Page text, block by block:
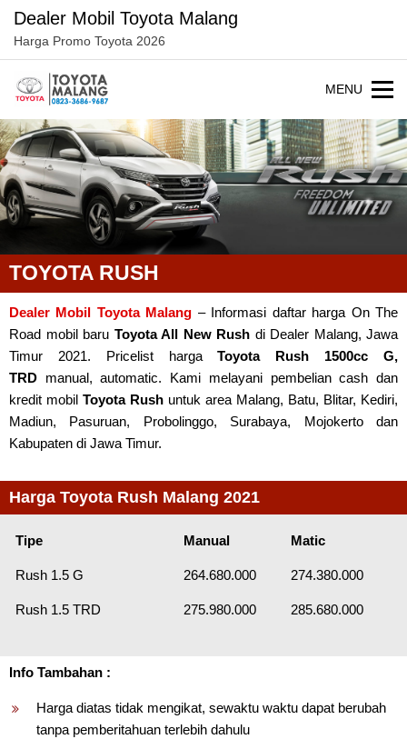
Dealer Mobil Toyota Malang
Harga Promo Toyota 2026
MENU
TOYOTA RUSH
Dealer Mobil Toyota Malang – Informasi daftar harga On The
Road mobil baru Toyota All New Rush di Dealer Malang, Jawa
Timur 2021. Pricelist hargaToyota Rush 1500cc G,
TRD manual, automatic. Kami melayani pembelian cash dan
kredit mobil Toyota Rush untuk area Malang, Batu, Blitar, Kediri,
Madiun, Pasuruan, Probolinggo, Surabaya, Mojokerto dan
Kabupaten di Jawa Timur.
Harga Toyota Rush Malang 2021
Tipe Manual Matic
Rush 1.5 G 264.680.000 274.380.000
Rush 1.5 TRD 275.980.000 285.680.000
Info Tambahan :
Harga diatas tidak mengikat, sewaktu waktu dapat berubah
tanpa pemberitahuan terlebih dahulu